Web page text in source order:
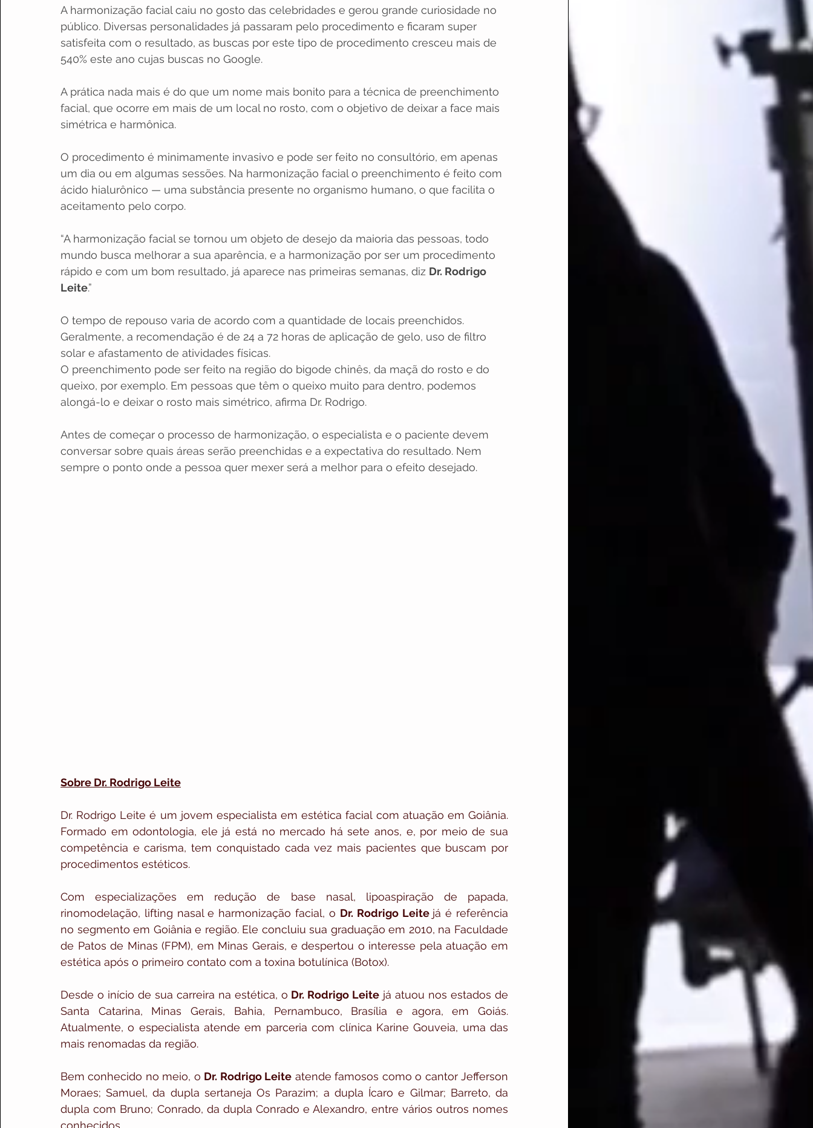
A harmonização facial caiu no gosto das celebridades e gerou grande curiosidade no
público. Diversas personalidades já passaram pelo procedimento e ficaram super
satisfeita com o resultado, as buscas por este tipo de procedimento cresceu mais de
540% este ano cujas buscas no Google.
A prática nada mais é do que um nome mais bonito para a técnica de preenchimento
facial, que ocorre em mais de um local no rosto, com o objetivo de deixar a face mais
simétrica e harmônica.
O procedimento é minimamente invasivo e pode ser feito no consultório, em apenas
um dia ou em algumas sessões. Na harmonização facial o preenchimento é feito com
ácido hialurônico — uma substância presente no organismo humano, o que facilita o
aceitamento pelo corpo.
“A harmonização facial se tornou um objeto de desejo da maioria das pessoas, todo
mundo busca melhorar a sua aparência, e a harmonização por ser um procedimento
rápido e com um bom resultado, já aparece nas primeiras semanas, diz Dr. Rodrigo
Leite.”
O tempo de repouso varia de acordo com a quantidade de locais preenchidos.
Geralmente, a recomendação é de 24 a 72 horas de aplicação de gelo, uso de filtro
solar e afastamento de atividades físicas.
O preenchimento pode ser feito na região do bigode chinês, da maçã do rosto e do
queixo, por exemplo. Em pessoas que têm o queixo muito para dentro, podemos
alongá-lo e deixar o rosto mais simétrico, afirma Dr. Rodrigo.
Antes de começar o processo de harmonização, o especialista e o paciente devem
conversar sobre quais áreas serão preenchidas e a expectativa do resultado. Nem
sempre o ponto onde a pessoa quer mexer será a melhor para o efeito desejado.
Sobre Dr. Rodrigo Leite
Dr. Rodrigo Leite é um jovem especialista em estética facial com atuação em Goiânia.
Formado em odontologia, ele já está no mercado há sete anos, e, por meio de sua
competência e carisma, tem conquistado cada vez mais pacientes que buscam por
procedimentos estéticos.
Com especializações em redução de base nasal, lipoaspiração de papada,
rinomodelação, lifting nasal e harmonização facial, o Dr. Rodrigo Leite já é referência
no segmento em Goiânia e região. Ele concluiu sua graduação em 2010, na Faculdade
de Patos de Minas (FPM), em Minas Gerais, e despertou o interesse pela atuação em
estética após o primeiro contato com a toxina botulínica (Botox).
Desde o início de sua carreira na estética, o Dr. Rodrigo Leite já atuou nos estados de
Santa Catarina, Minas Gerais, Bahia, Pernambuco, Brasília e agora, em Goiás.
Atualmente, o especialista atende em parceria com clínica Karine Gouveia, uma das
mais renomadas da região.
Bem conhecido no meio, o Dr. Rodrigo Leite atende famosos como o cantor Jefferson
Moraes; Samuel, da dupla sertaneja Os Parazim; a dupla Ícaro e Gilmar; Barreto, da
dupla com Bruno; Conrado, da dupla Conrado e Alexandro, entre vários outros nomes
conhecidos.